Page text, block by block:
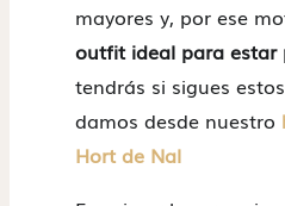
mayores y, por ese
outfit ideal para estar
tendrás si sigues
damos desde nuestro
Hort de Nal